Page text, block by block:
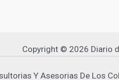
Copyright © 2026 Diario
Y Asesorias De Los